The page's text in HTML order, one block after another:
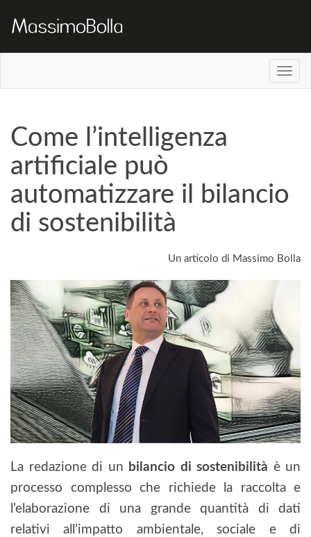
Come l’intelligenza
artificiale può
automatizzare il bilancio
di sostenibilità
Un articolo di Massimo Bolla
La redazione di un bilancio di sostenibilità è un
processo complesso che richiede la raccolta e
l’elaborazione di una grande quantità di dati
relativi all’impatto ambientale, sociale e di